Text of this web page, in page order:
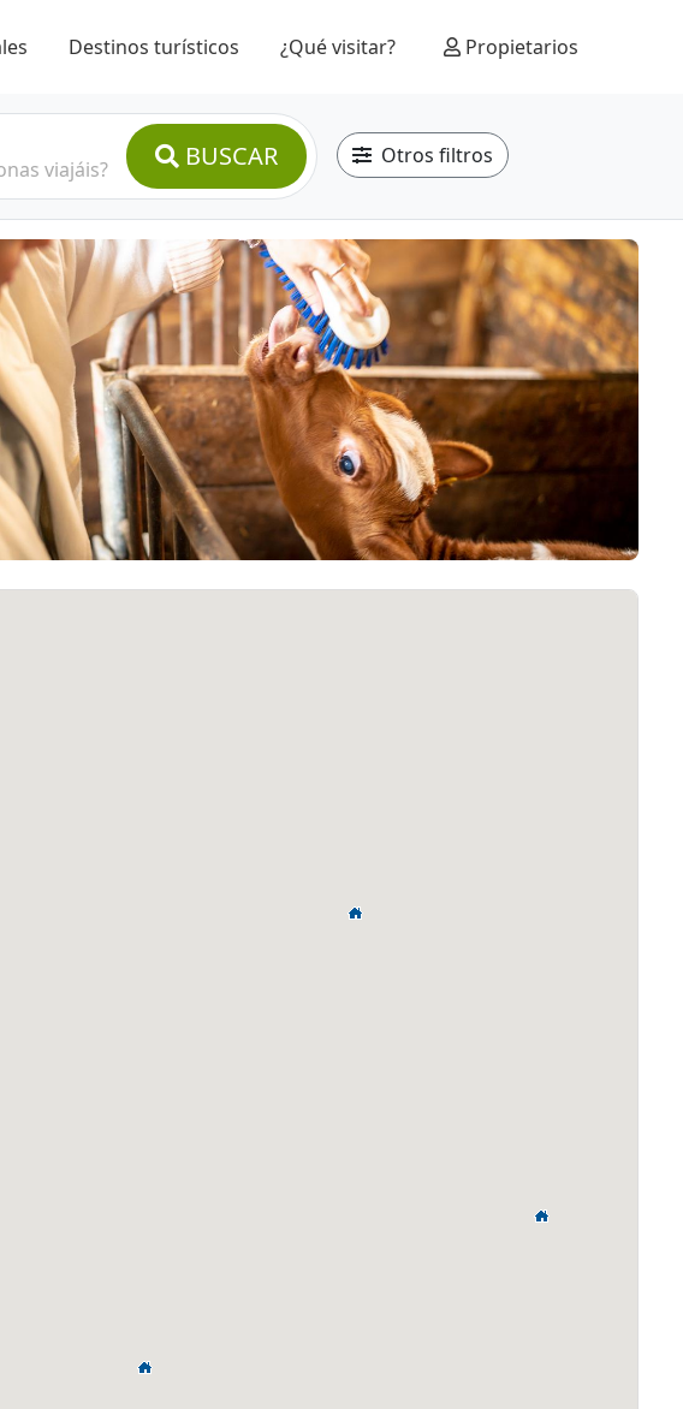
Destinos turísticos ¿Qué visitar? Propietarios
viajáis?
BUSCAR Otros filtros